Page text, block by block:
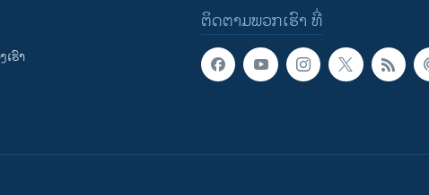
ຕິດຕາມພວກເຮົາ ທີ່
ຮົາ